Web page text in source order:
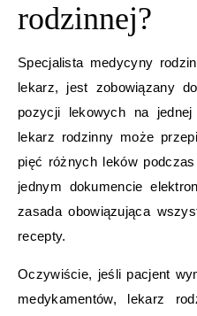
rodzinnej?
Specjalista medycyny
lekarz, jest zobowiązany
pozycji lekowych na
lekarz rodzinny może
pięć różnych leków
jednym dokumencie
zasada obowiązująca
recepty.
Oczywiście, jeśli pacjent
medykamentów, lekarz